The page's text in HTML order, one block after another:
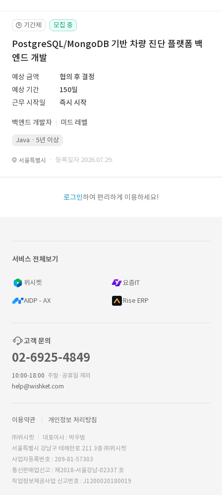
🕒 기간제 모집 중
PostgreSQL/MongoDB 기반 차량 진단 플랫폼 백
엔드 개발
예상 금액
협의 후 결정
예상 기간
150일
근무 시작일
즉시 시작
백엔드 개발자 미드 레벨
Java · 5년 이상
서울특별시 · 등록일자 2026.07.29.
로그인하여 편리하게 이용하세요!
서비스 전체보기
위시켓 요즘IT
AIDP - AX Rise ERP
고객 문의
02-6925-4849
10:00-18:00 주말·공휴일 제외
help@wishket.com
이용약관 개인정보 처리방침
㈜위시켓
대표이사 : 박우범
서울특별시 강남구 테헤란로 211 3층 ㈜위시켓
사업자등록번호 : 209-81-57303
통신판매업신고 : 제2018-서울강남-02337 호
직업정보제공사업 신고번호 : J1200020180019